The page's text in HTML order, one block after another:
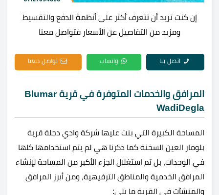
إن كنت تريد أن تتعرف أكثر على أنظمة الدفع والتقسيط
ومزيد من التفاصيل عن الأسعار فتواصل معنا
اتصل بنا واتساب تواصل معنا
المرافق والخدمات المتوفرة في قرية Blumar
WadiDegla
المساحة الكبيرة التي بنت عليها شركة وادي دجلة قرية
بلومار العين السخنة كما ذكرنا هي لم يتم استخدامها كلها
في الوحدات، بل تم استغلال الجزء الأكبر من المساحة لإنشاء
المرافق الخدمية والمناطق الترفيهية، ومن أبرز المرافق
والمنشآت في القرية ما يلي: